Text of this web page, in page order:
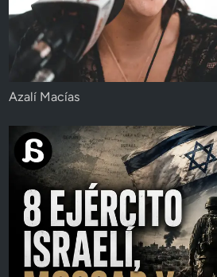
Azalí Macías